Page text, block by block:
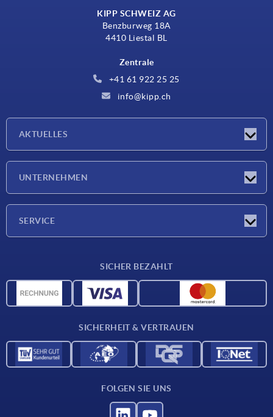
KIPP SCHWEIZ AG
Benzburweg 18A
4410 Liestal BL
Zentrale
+41 61 922 25 25
info@kipp.ch
AKTUELLES
UNTERNEHMEN
SERVICE
CAD-Daten
SICHER BEZAHLT
SICHERHEIT & VERTRAUEN
FOLGEN SIE UNS